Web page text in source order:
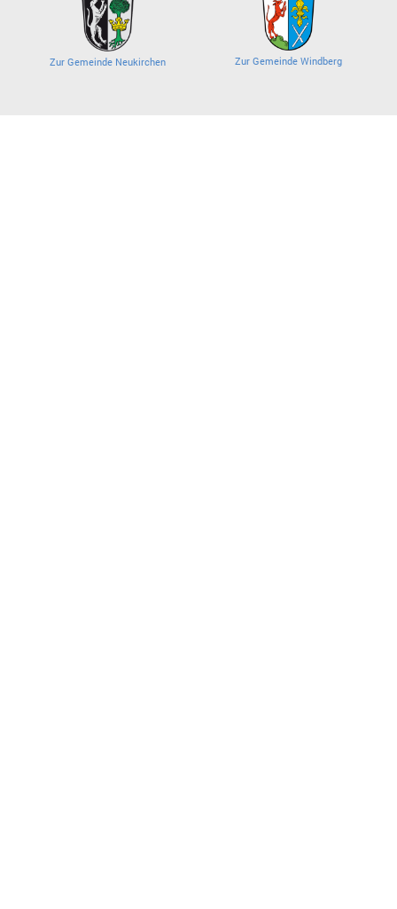
Zur Gemeinde Neukirchen Zur Gemeinde Windberg